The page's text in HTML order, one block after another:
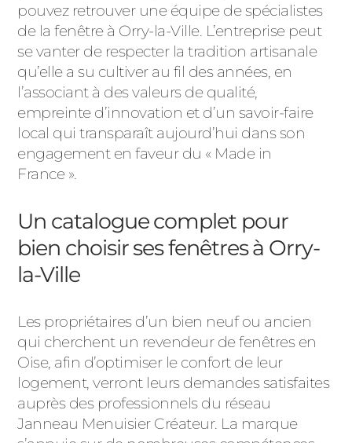
pouvez retrouver une équipe de spécialistes
de la fenêtre à Orry-la-Ville. L’entreprise peut
se vanter de respecter la tradition artisanale
qu’elle a su cultiver au fil des années, en
l’associant à des valeurs de qualité,
empreinte d’innovation et d’un savoir-faire
local qui transparaît aujourd’hui dans son
engagement en faveur du « Made in
France ».
Un catalogue complet pour
bien choisir ses fenêtres à Orry-
la-Ville
Les propriétaires d’un bien neuf ou ancien
qui cherchent un revendeur de fenêtres en
Oise, afin d’optimiser le confort de leur
logement, verront leurs demandes satisfaites
auprès des professionnels du réseau
Janneau Menuisier Créateur. La marque